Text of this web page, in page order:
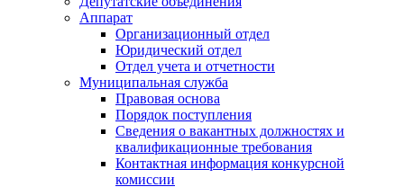
Аппарат
Организационный отдел
Юридический отдел
Отдел учета и отчетности
Муниципальная служба
Правовая основа
Порядок поступления
Сведения о вакантных должностях и
квалификационные требования
Контактная информация конкурсной
комиссии